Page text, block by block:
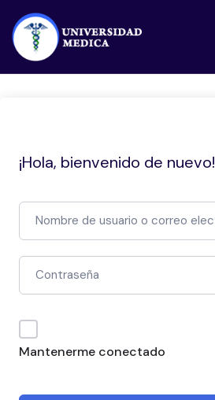
¡Hola, bienvenido de nuevo!
Mantenerme conectado